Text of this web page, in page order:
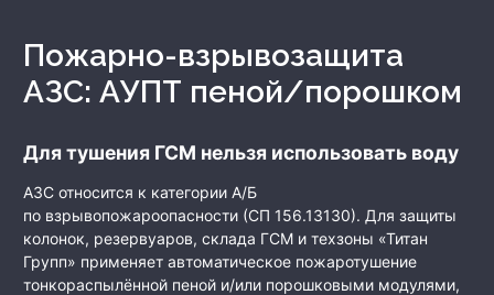
Пожарно-взрывозащита
АЗС: АУПТ пеной/порошком
Для тушения ГСМ нельзя использовать воду
АЗС относится к категории А/Б
по взрывопожароопасности (СП 156.13130). Для защиты
колонок, резервуаров, склада ГСМ и техзоны «Титан
Групп» применяет автоматическое пожаротушение
тонкораспылённой пеной и/или порошковыми модулями,